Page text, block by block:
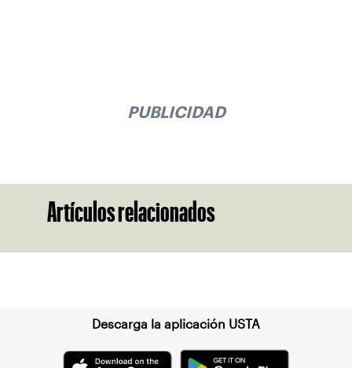
PUBLICIDAD
Artículos relacionados
Descarga la aplicación USTA